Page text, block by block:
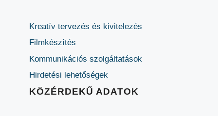
Kreatív tervezés és kivitelezés
Filmkészítés
Kommunikációs szolgáltatások
Hirdetési lehetőségek
KÖZÉRDEKŰ ADATOK